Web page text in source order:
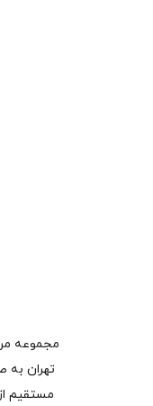
تهران به